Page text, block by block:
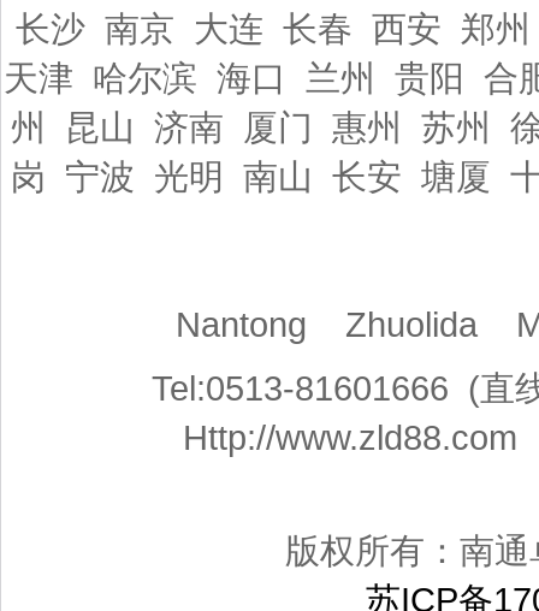
长沙 南京 大连 长春 西安 郑
天津 哈尔滨 海口 兰州 贵阳
州 昆山 济南 厦门 惠州 苏州
岗 宁波 光明 南山 长安 塘厦
Nantong Zhuolida
Tel:0513-81601666 (
Http://
版权所有：南
苏ICP备